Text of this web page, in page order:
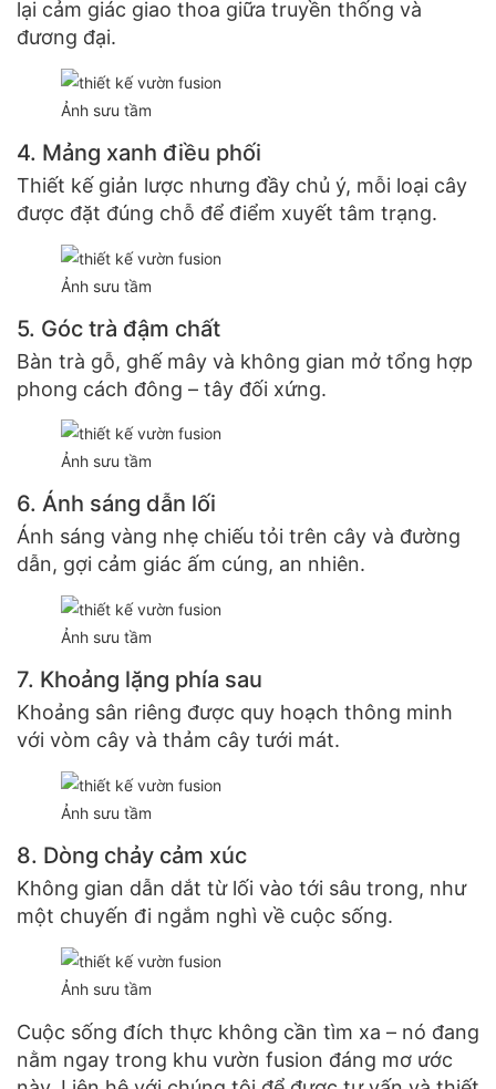
lại cảm giác giao thoa giữa truyền thống và
đương đại.
Ảnh sưu tầm
4. Mảng xanh điều phối
Thiết kế giản lược nhưng đầy chủ ý, mỗi loại cây
được đặt đúng chỗ để điểm xuyết tâm trạng.
Ảnh sưu tầm
5. Góc trà đậm chất
Bàn trà gỗ, ghế mây và không gian mở tổng hợp
phong cách đông – tây đối xứng.
Ảnh sưu tầm
6. Ánh sáng dẫn lối
Ánh sáng vàng nhẹ chiếu tỏi trên cây và đường
dẫn, gợi cảm giác ấm cúng, an nhiên.
Ảnh sưu tầm
7. Khoảng lặng phía sau
Khoảng sân riêng được quy hoạch thông minh
với vòm cây và thảm cây tưới mát.
Ảnh sưu tầm
8. Dòng chảy cảm xúc
Không gian dẫn dắt từ lối vào tới sâu trong, như
một chuyến đi ngắm nghì về cuộc sống.
Ảnh sưu tầm
Cuộc sống đích thực không cần tìm xa – nó đang
nằm ngay trong khu vườn fusion đáng mơ ước